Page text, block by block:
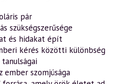
pár
szükségszerűsége
és hidakat épít
kérés közötti különbség
ember szomjúsága